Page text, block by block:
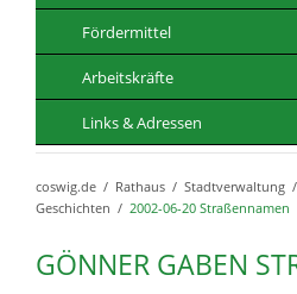
Fördermittel
Arbeitskräfte
Links & Adressen
coswig.de Rathaus Stadtverwaltung
Geschichten
2002-06-20 Straßennamen
GÖNNER GABEN